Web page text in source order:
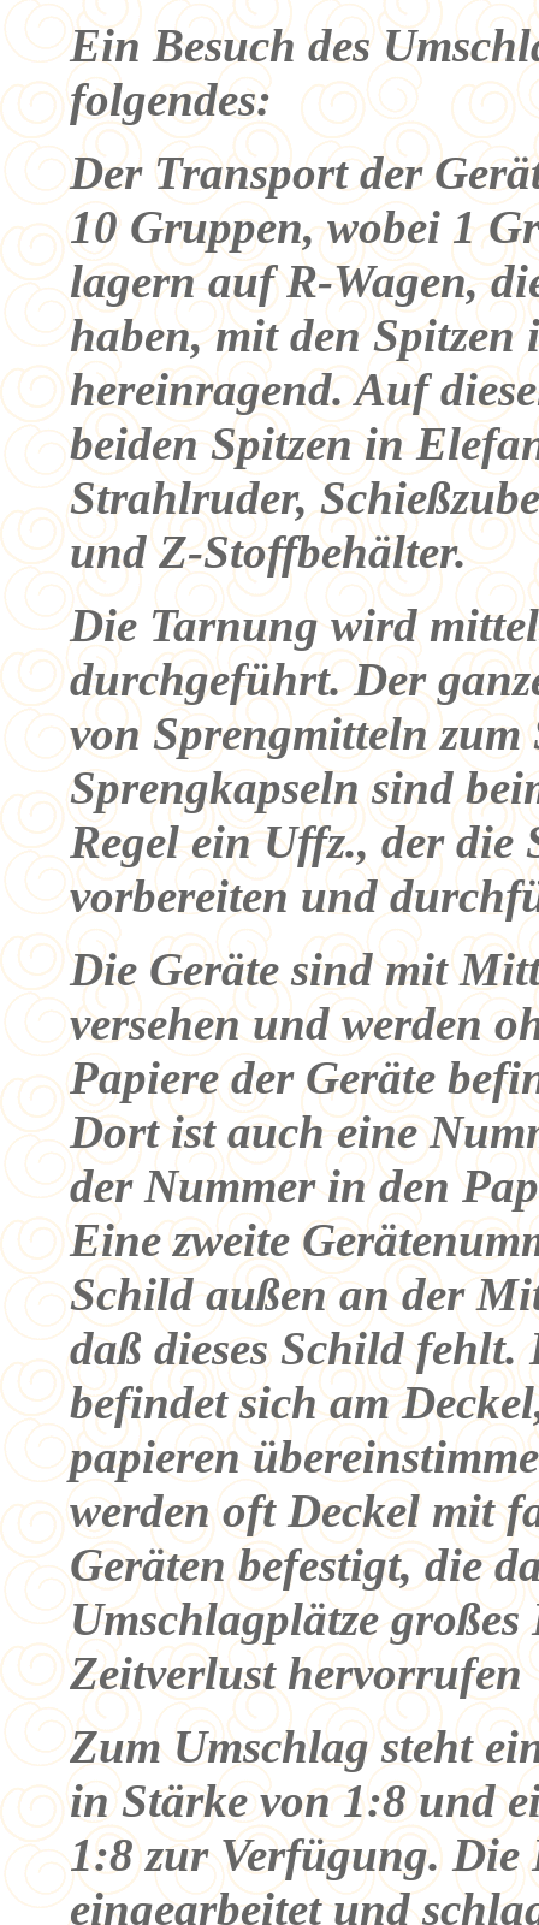
Ein Besuch des
folgendes:
Der Transport der
10 Gruppen, wobei 1
lagern auf R-Wagen,
haben, mit den Spitzen
hereinragend. Auf
beiden Spitzen in
Strahlruder,
und Z-Stoffbehälter.
Die Tarnung wird
durchgeführt. Der
von Sprengmitteln zum
Sprengkapseln sind
Regel ein Uffz., der
vorbereiten und
Die Geräte sind mit
versehen und werden
Papiere der Geräte
Dort ist auch eine
der Nummer in den
Eine zweite
Schild außen an der
daß dieses Schild
befindet sich am
papieren
werden oft Deckel mit
Geräten befestigt, die
Umschlagplätze
Zeitverlust hervorrufen
Zum Umschlag steht
in Stärke von 1:8 und
1:8 zur Verfügung. Die
eingearbeitet und